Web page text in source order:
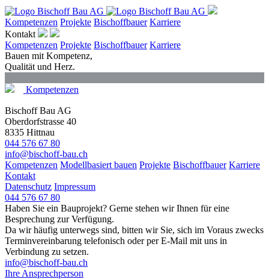
Kompetenzen Projekte Bischoffbauer Karriere
Kontakt
Kompetenzen Projekte Bischoffbauer Karriere
Bauen mit Kompetenz,
Qualität und Herz.
Kompetenzen
Bischoff Bau AG
Oberdorfstrasse 40
8335 Hittnau
044 576 67 80
info@bischoff-bau.ch
Kompetenzen Modellbasiert bauen Projekte Bischoffbauer Karriere
Kontakt
Datenschutz Impressum
044 576 67 80
Haben Sie ein Bauprojekt? Gerne stehen wir Ihnen für eine
Besprechung zur Verfügung.
Da wir häufig unterwegs sind, bitten wir Sie, sich im Voraus zwecks
Terminvereinbarung telefonisch oder per E‐Mail mit uns in
Verbindung zu setzen.
info@bischoff-bau.ch
Ihre Ansprechperson